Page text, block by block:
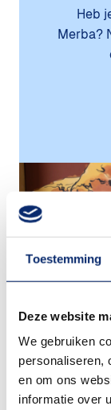
Toestemming
Deze website
We gebruiken
personaliseren,
en om ons
informatie over
Heb
Merba?